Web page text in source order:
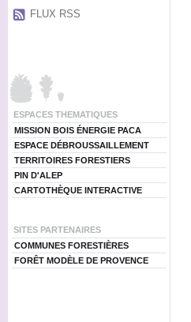
FLUX RSS
ESPACES THEMATIQUES
MISSION BOIS ÉNERGIE PACA
ESPACE DÉBROUSSAILLEMENT
TERRITOIRES FORESTIERS
PIN D'ALEP
CARTOTHÈQUE INTERACTIVE
SITES PARTENAIRES
COMMUNES FORESTIÈRES
FORÊT MODÈLE DE PROVENCE